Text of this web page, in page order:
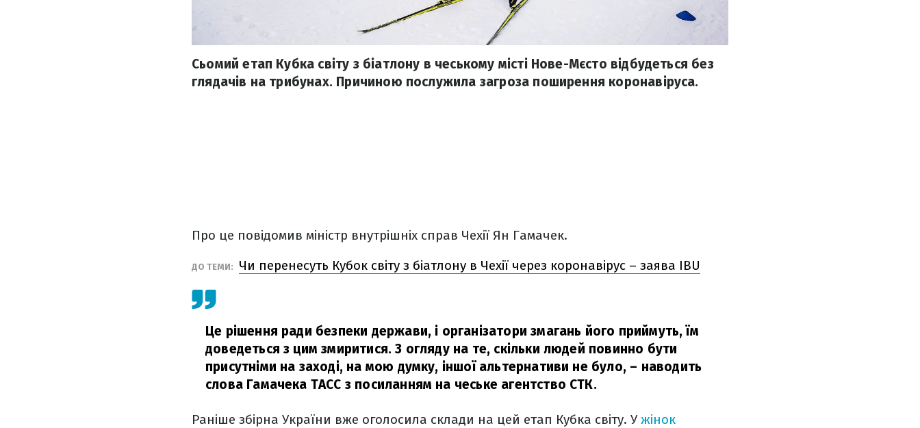
Сьомий етап Кубка світу з біатлону в чеському місті Нове-Мєсто відбудеться без
глядачів на трибунах. Причиною послужила загроза поширення коронавіруса.
Про це повідомив міністр внутрішніх справ Чехії Ян Гамачек.
ДО ТЕМИ: Чи перенесуть Кубок світу з біатлону в Чехії через коронавірус – заява IBU
Це рішення ради безпеки держави, і організатори змагань його приймуть, їм
доведеться з цим змиритися. З огляду на те, скільки людей повинно бути
присутніми на заході, на мою думку, іншої альтернативи не було, – наводить
слова Гамачека ТАСС з посиланням на чеське агентство СТК.
Раніше збірна України вже оголосила склади на цей етап Кубка світу. Ужінок